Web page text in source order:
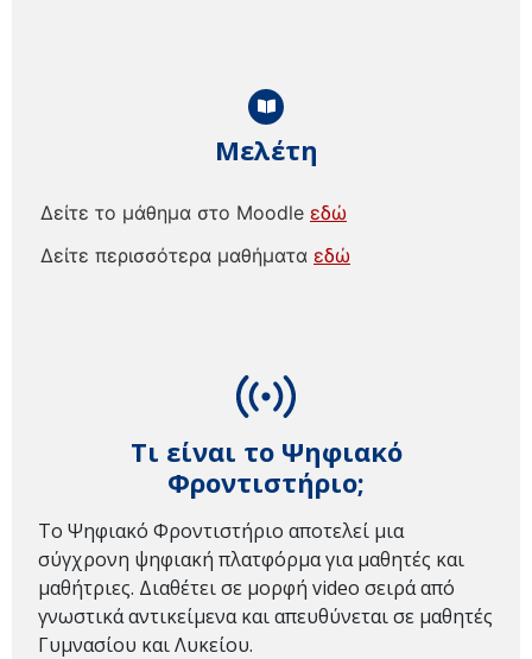
Τι είναι το Ψηφιακό
Φροντιστήριο;
Το Ψηφιακό Φροντιστήριο αποτελεί μια
σύγχρονη ψηφιακή πλατφόρμα για μαθητές και
μαθήτριες. Διαθέτει σε μορφή video σειρά από
γνωστικά αντικείμενα και απευθύνεται σε μαθητές
Γυμνασίου και Λυκείου.
Μελέτη
Δείτε το μάθημα στο Moodle εδώ
Δείτε περισσότερα μαθήματα εδώ